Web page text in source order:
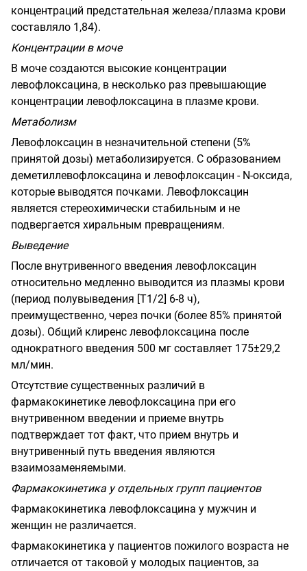
концентраций предстательная железа/плазма крови
составляло 1,84).
Концентрации в моче
В моче создаются высокие концентрации
левофлоксацина, в несколько раз превышающие
концентрации левофлоксацина в плазме крови.
Метаболизм
Левофлоксацин в незначительной степени (5%
принятой дозы) метаболизируется. С образованием
деметиллевофлоксацина и левофлоксацин - N-оксида,
которые выводятся почками. Левофлоксацин
является стереохимически стабильным и не
подвергается хиральным превращениям.
Выведение
После внутривенного введения левофлоксацин
относительно медленно выводится из плазмы крови
(период полувыведения [T1/2] 6-8 ч),
преимущественно, через почки (более 85% принятой
дозы). Общий клиренс левофлоксацина после
однократного введения 500 мг составляет 175±29,2
мл/мин.
Отсутствие существенных различий в
фармакокинетике левофлоксацина при его
внутривенном введении и приеме внутрь
подтверждает тот факт, что прием внутрь и
внутривенный путь введения являются
взаимозаменяемыми.
Фармакокинетика у отдельных групп пациентов
Фармакокинетика левофлоксацина у мужчин и
женщин не различается.
Фармакокинетика у пациентов пожилого возраста не
отличается от таковой у молодых пациентов, за